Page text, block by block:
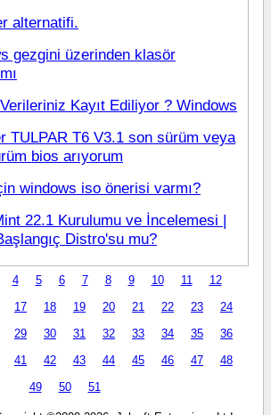
alternatifi.
gezgini üzerinden klasör
Kayıt Ediliyor ? Windows
TULPAR T6 V3.1 son sürüm veya
bios arıyorum
windows iso önerisi varmı?
22.1 Kurulumu ve İncelemesi |
Distro'su mu?
4 5 6 7 8 9 10 11
12
17 18 19 20 21 22 23
24
29 30 31 32 33 34 35
36
41 42 43 44 45 46 47
48
49
50 51